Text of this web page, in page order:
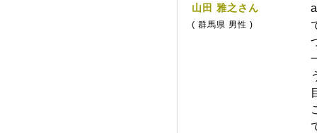
山田 雅之さん
( 群馬県 男性 )